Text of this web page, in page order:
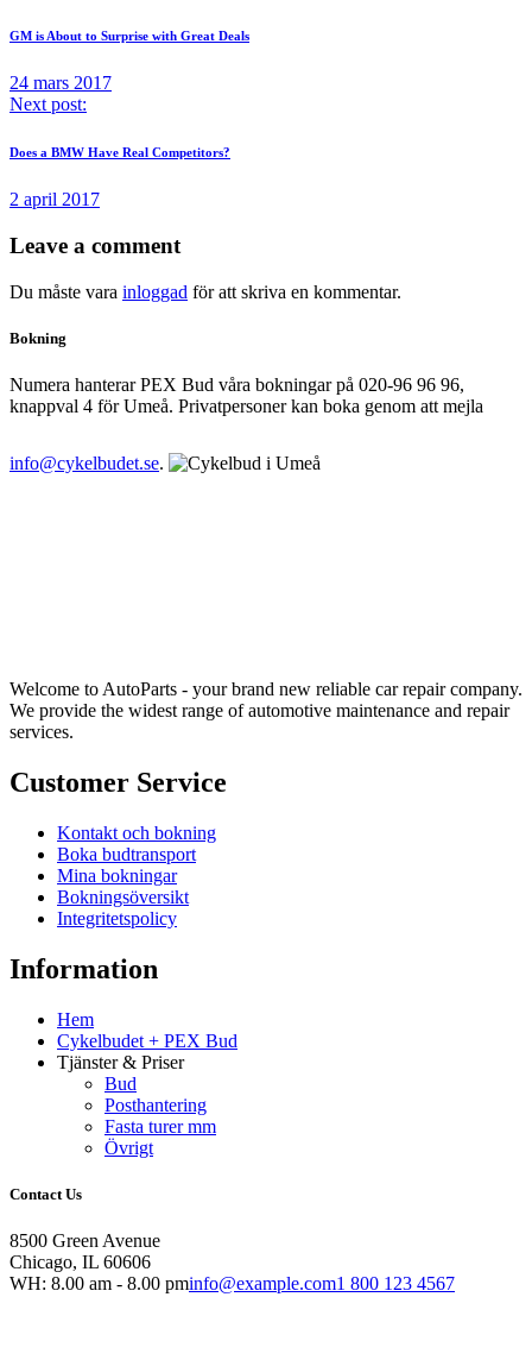
GM is About to Surprise with Great Deals
24 mars 2017
Next post:
Does a BMW Have Real Competitors?
2 april 2017
Leave a comment
Du måste vara inloggad för att skriva en kommentar.
Bokning
Numera hanterar PEX Bud våra bokningar på 020-96 96 96,
knappval 4 för Umeå. Privatpersoner kan boka genom att mejla
info@cykelbudet.se.
Welcome to AutoParts - your brand new reliable car repair company.
We provide the widest range of automotive maintenance and repair
services.
Customer Service
Kontakt och bokning
Boka budtransport
Mina bokningar
Bokningsöversikt
Integritetspolicy
Information
Hem
Cykelbudet + PEX Bud
Tjänster & Priser
Bud
Posthantering
Fasta turer mm
Övrigt
Contact Us
8500 Green Avenue
Chicago, IL 60606
WH: 8.00 am - 8.00 pminfo@example.com1 800 123 4567